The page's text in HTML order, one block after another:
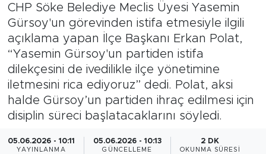
CHP Söke Belediye Meclis Üyesi Yasemin
Gürsoy'un görevinden istifa etmesiyle ilgili
açıklama yapan İlçe Başkanı Erkan Polat,
“Yasemin Gürsoy'un partiden istifa
dilekçesini de ivedilikle ilçe yönetimine
iletmesini rica ediyoruz” dedi. Polat, aksi
halde Gürsoy’un partiden ihraç edilmesi için
disiplin süreci başlatacaklarını söyledi.
05.06.2026 - 10:11
YAYINLANMA
05.06.2026 - 10:13
GÜNCELLEME
2 DK
OKUNMA SÜRESI